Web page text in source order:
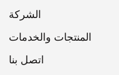
اتصل بنا